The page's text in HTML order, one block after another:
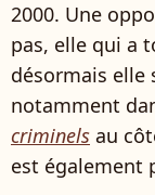
2000. Une
pas, elle qui a
désormais elle
notamment
criminels au
est également